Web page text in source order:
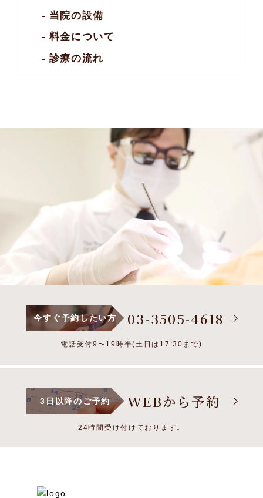
当院の設備
料金について
診療の流れ
今すぐ予約したい方 03-3505-4618
電話受付9〜19時半(土日は17:30まで)
3日以降のご予約 WEBから予約
24時間受け付けております。